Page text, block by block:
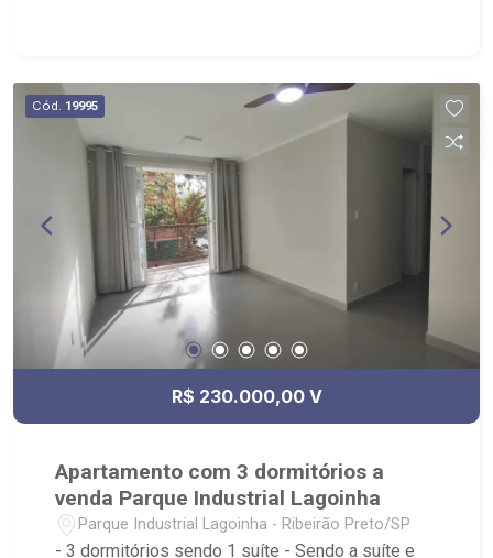
Cód. 19995
R$ 230.000,00 V
Apartamento com 3 dormitórios a
venda Parque Industrial Lagoinha
Parque Industrial Lagoinha - Ribeirão Preto/SP
- 3 dormitórios sendo 1 suíte - Sendo a suíte e